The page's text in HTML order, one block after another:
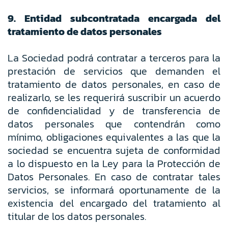
9. Entidad subcontratada encargada del
tratamiento de datos personales
La Sociedad podrá contratar a terceros para la
prestación de servicios que demanden el
tratamiento de datos personales, en caso de
realizarlo, se les requerirá suscribir un acuerdo
de confidencialidad y de transferencia de
datos personales que contendrán como
mínimo, obligaciones equivalentes a las que la
sociedad se encuentra sujeta de conformidad
a lo dispuesto en la Ley para la Protección de
Datos Personales. En caso de contratar tales
servicios, se informará oportunamente de la
existencia del encargado del tratamiento al
titular de los datos personales.